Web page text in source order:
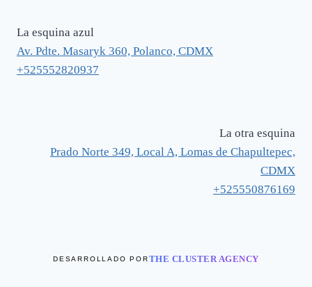
La esquina azul
Av. Pdte. Masaryk 360, Polanco, CDMX
+525552820937
La otra esquina
Prado Norte 349, Local A, Lomas de Chapultepec,
CDMX
+525550876169
DESARROLLADO PORTHE CLUSTER AGENCY